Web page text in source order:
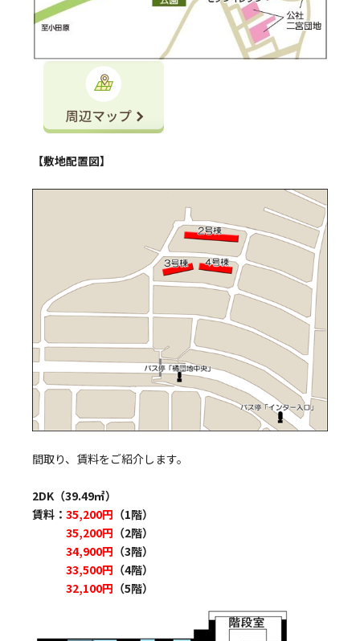
【敷地配置図】
間取り、賃料をご紹介します。
2DK（39.49㎡）
賃料： 35,200円 （1階）
35,200円 （2階）
34,900円 （3階）
33,500円 （4階）
32,100円 （5階）